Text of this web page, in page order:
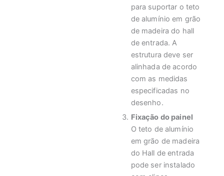
para suportar o teto
de alumínio em grão
de madeira do hall
de entrada. A
estrutura deve ser
alinhada de acordo
com as medidas
especificadas no
desenho.
Fixação do painel
O teto de alumínio
em grão de madeira
do Hall de entrada
pode ser instalado